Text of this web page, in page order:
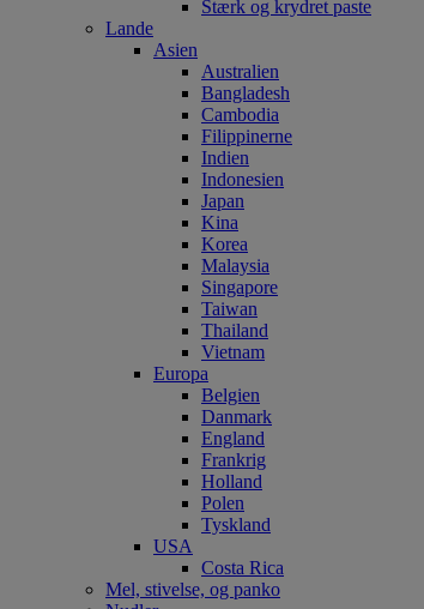
Stærk og krydret paste
Lande
Asien
Australien
Bangladesh
Cambodia
Filippinerne
Indien
Indonesien
Japan
Kina
Korea
Malaysia
Singapore
Taiwan
Thailand
Vietnam
Europa
Belgien
Danmark
England
Frankrig
Holland
Polen
Tyskland
USA
Costa Rica
Mel, stivelse, og panko